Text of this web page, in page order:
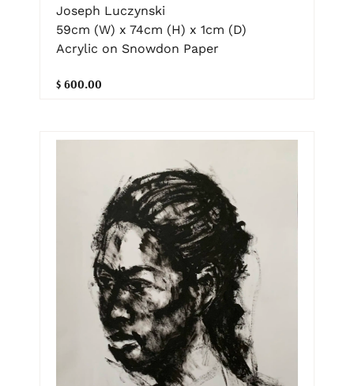
Joseph Luczynski
59cm (W) x 74cm (H) x 1cm (D)
Acrylic on Snowdon Paper
$ 600.00